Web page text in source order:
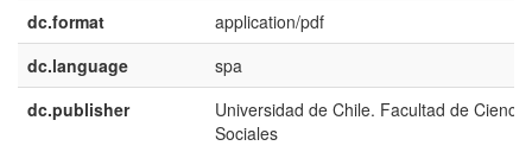
dc.format
application/pdf
dc.language
spa
dc.publisher
Universidad de Chile. Facultad de
Sociales